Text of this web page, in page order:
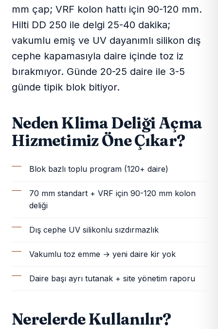
mm çap; VRF kolon hattı için 90-120 mm.
Hilti DD 250 ile delgi 25-40 dakika;
vakumlu emiş ve UV dayanımlı silikon dış
cephe kapamasıyla daire içinde toz iz
bırakmıyor. Günde 20-25 daire ile 3-5
günde tipik blok bitiyor.
Neden Klima Deliği Açma
Hizmetimiz Öne Çıkar?
Blok bazlı toplu program (120+ daire)
70 mm standart + VRF için 90-120 mm kolon
deliği
Dış cephe UV silikonlu sızdırmazlık
Vakumlu toz emme → yeni daire kir yok
Daire başı ayrı tutanak + site yönetim raporu
Nerelerde Kullanılır?